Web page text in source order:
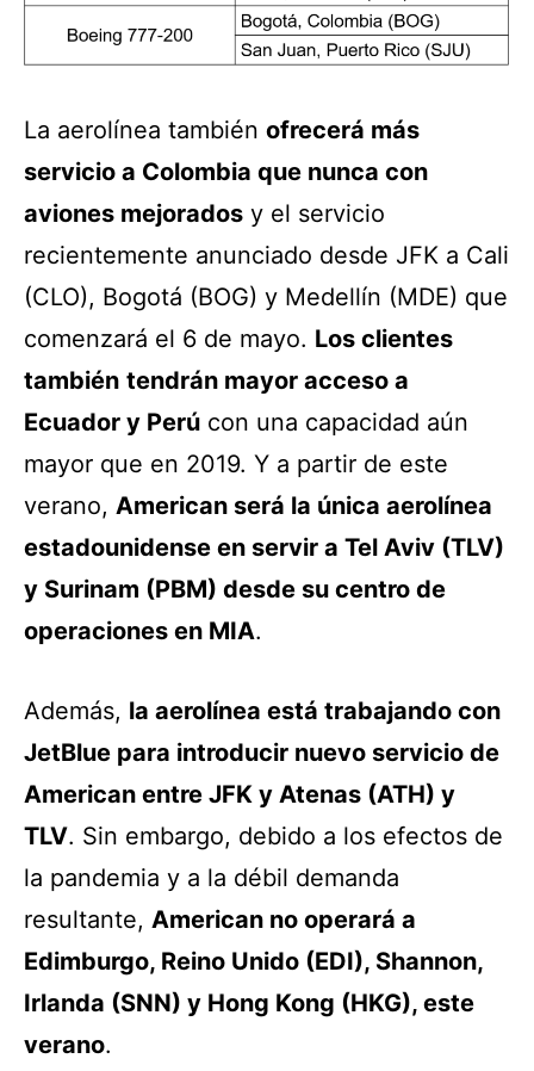
La aerolínea también ofrecerá más
servicio a Colombia que nunca con
aviones mejorados y el servicio
recientemente anunciado desde JFK a Cali
(CLO), Bogotá (BOG) y Medellín (MDE) que
comenzará el 6 de mayo. Los clientes
también tendrán mayor acceso a
Ecuador y Perú con una capacidad aún
mayor que en 2019. Y a partir de este
verano, American será la única aerolínea
estadounidense en servir a Tel Aviv (TLV)
y Surinam (PBM) desde su centro de
operaciones en MIA.
Además, la aerolínea está trabajando con
JetBlue para introducir nuevo servicio de
American entre JFK y Atenas (ATH) y
TLV. Sin embargo, debido a los efectos de
la pandemia y a la débil demanda
resultante, American no operará a
Edimburgo, Reino Unido (EDI), Shannon,
Irlanda (SNN) y Hong Kong (HKG), este
verano.